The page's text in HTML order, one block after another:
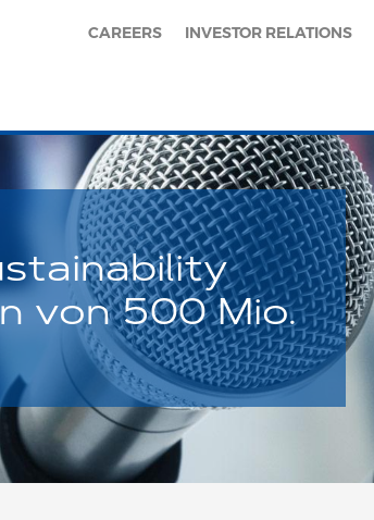
CAREERS INVESTOR RELATIONS
von 500 Mio.